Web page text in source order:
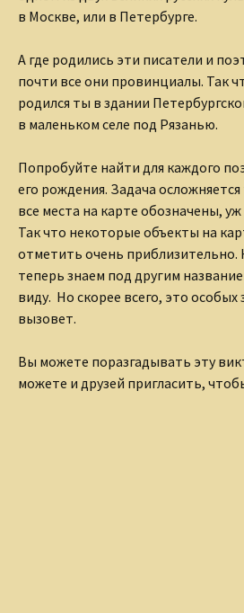
в Москве, или в Петербурге.
А где родились эти писатели и
почти все они провинциалы. Так
родился ты в здании
в маленьком селе под Рязанью.
Попробуйте найти для каждого
его рождения. Задача
все места на карте обозначены,
Так что некоторые объекты на
отметить очень
теперь знаем под другим
виду. Но скорее всего, это особых
вызовет.
Вы можете поразгадывать эту
можете и друзей пригласить,